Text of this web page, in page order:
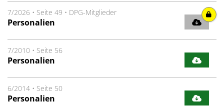
7/2026 • Seite 49 • DPG-Mitglieder
Personalien
7/2010 • Seite 56
Personalien
6/2014 • Seite 50
Personalien